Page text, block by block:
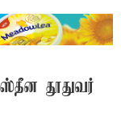
தூதுவர்